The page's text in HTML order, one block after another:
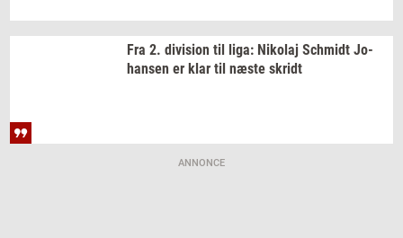
Fra 2. di­vi­sion til liga: Ni­ko­laj Sch­midt Jo­
han­sen er klar til næste skridt
ANNONCE